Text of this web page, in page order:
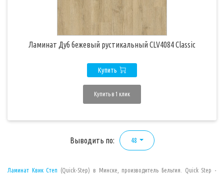
Ламинат Дуб бежевый рустикальный CLV4084 Classic
Купить
Купить в 1 клик
Выводить по: 48
Ламинат Квик Степ (Quick-Step) в Минске, производитель Бельгия. Quick Step
-